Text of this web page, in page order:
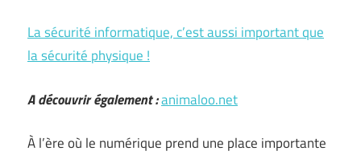
La sécurité informatique, c’est aussi important que
la sécurité physique !
A découvrir également :animaloo.net
À l’ère où le numérique prend une place importante